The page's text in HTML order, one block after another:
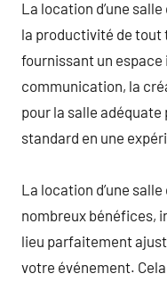
La location d’une
la productivité de tout
fournissant un
communication, la
pour la salle
standard en une
La location d’une
nombreux bénéfices,
lieu parfaitement
votre événement.